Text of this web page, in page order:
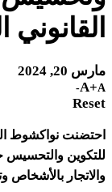
مارس 20, 2024
A+A-
Reset
احتضنت نواكشوط
للتكوين والتحسيس
والاتجار بالأشخاص